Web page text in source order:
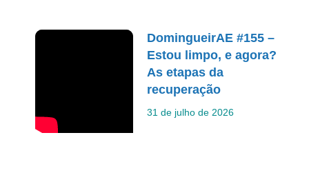
DomingueirAE #155 –
Estou limpo, e agora?
As etapas da
recuperação
31 de julho de 2026